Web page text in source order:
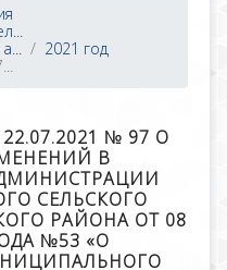
2021 год
№ 97 О
В
СЕЛЬСКОГО
РАЙОНА ОТ 08
№53 «О